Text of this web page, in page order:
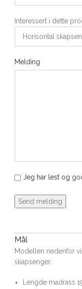
Interessert i dette
Melding
Jeg har lest og
Mål
Modellen nedenfor
skapsenger.
Lengde madrass